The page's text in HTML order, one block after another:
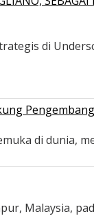
di
di dunia,
Malaysia,